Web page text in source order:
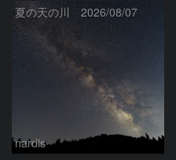
夏の天の川 2026/08/07
nardis